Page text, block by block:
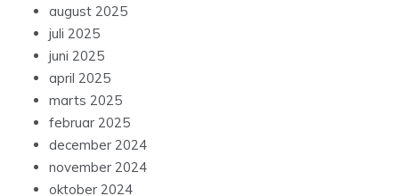
august 2025
juli 2025
juni 2025
april 2025
marts 2025
februar 2025
december 2024
november 2024
oktober 2024